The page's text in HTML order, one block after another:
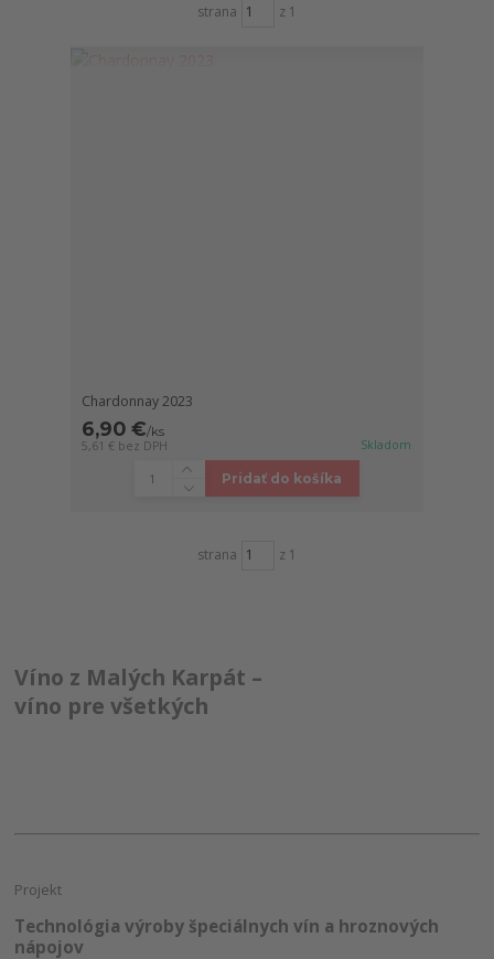
strana
z 1
Chardonnay 2023
6,90 €/ks
5,61 € bez DPH Skladom
Pridať do košíka
strana z 1
Víno z Malých Karpát –
víno pre všetkých
Projekt
Technológia výroby špeciálnych vín a hroznových
nápojov